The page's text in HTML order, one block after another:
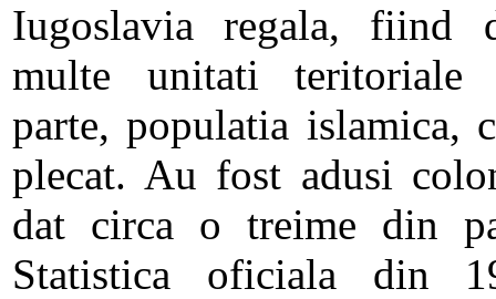
Iugoslavia regala, fiind
multe unitati teritoriale
parte, populatia islamica,
plecat. Au fost adusi
dat circa o treime din
Statistica oficiala din